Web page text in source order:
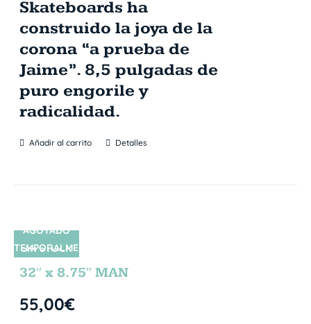
Skateboards ha
construido la joya de la
corona “a prueba de
Jaime”. 8,5 pulgadas de
puro engorile y
radicalidad.
Añadir al carrito Detalles
SIN STOCK
AGOTADO
TEMPORALME
NTE
32″ x 8.75″ MAN
55,00€